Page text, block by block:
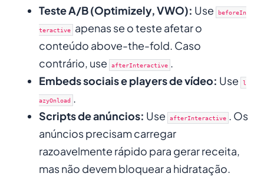
Teste A/B (Optimizely, VWO): Use beforeIn
teractive apenas se o teste afetar o
conteúdo above-the-fold. Caso
contrário, use
afterInteractive .
Embeds sociais e players de vídeo: Use l
azyOnload .
Scripts de anúncios: Use afterInteractive . Os
anúncios precisam carregar
razoavelmente rápido para gerar receita,
mas não devem bloquear a hidratação.